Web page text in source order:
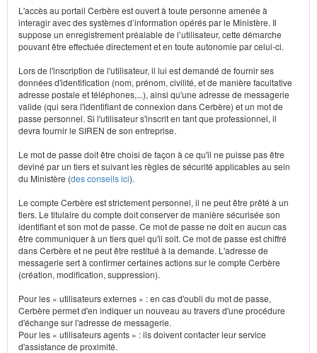
L'accès au portail Cerbère est ouvert à toute personne amenée à
interagir avec des systèmes d’information opérés par le Ministère. Il
suppose un enregistrement préalable de l’utilisateur, cette démarche
pouvant être effectuée directement et en toute autonomie par celui-ci.
Lors de l'inscription de l'utilisateur, il lui est demandé de fournir ses
données d'identification (nom, prénom, civilité, et de manière facultative
adresse postale et téléphones,...), ainsi qu'une adresse de messagerie
valide (qui sera l'identifiant de connexion dans Cerbère) et un mot de
passe personnel. Si l'utilisateur s'inscrit en tant que professionnel, il
devra fournir le SIREN de son entreprise.
Le mot de passe doit être choisi de façon à ce qu'il ne puisse pas être
deviné par un tiers et suivant les règles de sécurité applicables au sein
du Ministère (des conseils ici).
Le compte Cerbère est strictement personnel, il ne peut être prêté à un
tiers. Le titulaire du compte doit conserver de manière sécurisée son
identifiant et son mot de passe. Ce mot de passe ne doit en aucun cas
être communiquer à un tiers quel qu'il soit. Ce mot de passe est chiffré
dans Cerbère et ne peut être restitué à la demande. L'adresse de
messagerie sert à confirmer certaines actions sur le compte Cerbère
(création, modification, suppression).
Pour les « utilisateurs externes » : en cas d'oubli du mot de passe,
Cerbère permet d'en indiquer un nouveau au travers d'une procédure
d'échange sur l'adresse de messagerie.
Pour les « utilisateurs agents » : ils doivent contacter leur service
d'assistance de proximité.